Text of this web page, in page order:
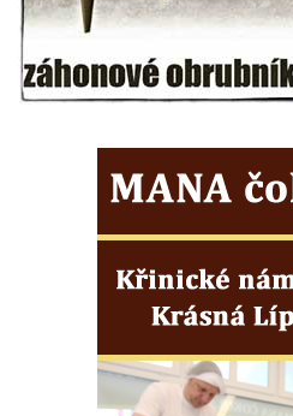
Velešíně
Velešíně
vstupu do poutního místa Římov
Plastika Koule v Gutenbergově
domě čp. 37 v ulici Betlém v
Pomník na paměť zrušení roboty
Socha vodníka v Plavu
Socha svatého Jana